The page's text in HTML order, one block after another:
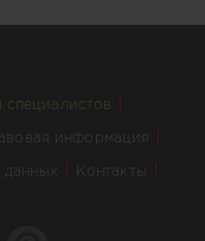
специалистов
информация
Контакты